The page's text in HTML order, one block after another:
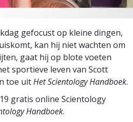
gefocust op kleine dingen,
kan hij niet wachten om
gaat hij op blote voeten
sportieve leven van Scott
toe uitHet Scientology Handboek.
gratis online Scientology
Handboek.